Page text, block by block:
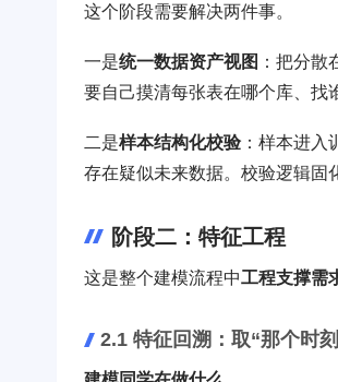
这个阶段需要解决两件事。
一是统一数据资产视图 ：把分
要自己摸清每张表在哪个库、找
二是样本结构化校验 ：样本进
存在疑似未来数据。校验逻辑固
阶段二：特征工程
这是整个建模流程中工程支撑需
2.1 特征回溯：取“那个时